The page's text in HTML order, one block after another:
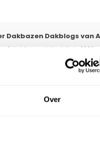
Over
Dakbazen Dakblogs van
> Subsidie voor dakisolatie in 2026:
> Kniebescherming op het werk